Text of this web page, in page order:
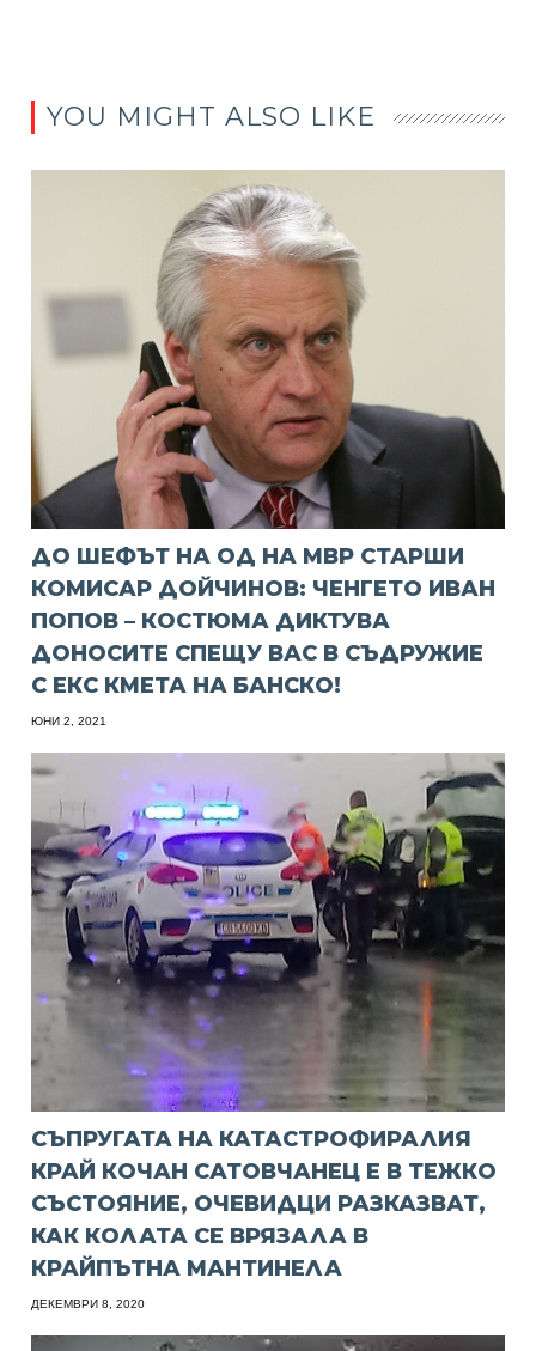
YOU MIGHT ALSO LIKE
ДО ШЕФЪТ НА ОД НА МВР СТАРШИ
КОМИСАР ДОЙЧИНОВ: ЧЕНГЕТО ИВАН
ПОПОВ – КОСТЮМА ДИКТУВА
ДОНОСИТЕ СПЕЩУ ВАС В СЪДРУЖИЕ
С ЕКС КМЕТА НА БАНСКО!
ЮНИ 2, 2021
СЪПРУГАТА НА КАТАСТРОФИРАЛИЯ
КРАЙ КОЧАН САТОВЧАНЕЦ Е В ТЕЖКО
СЪСТОЯНИЕ, ОЧЕВИДЦИ РАЗКАЗВАТ,
КАК КОЛАТА СЕ ВРЯЗАЛА В
КРАЙПЪТНА МАНТИНЕЛА
ДЕКЕМВРИ 8, 2020